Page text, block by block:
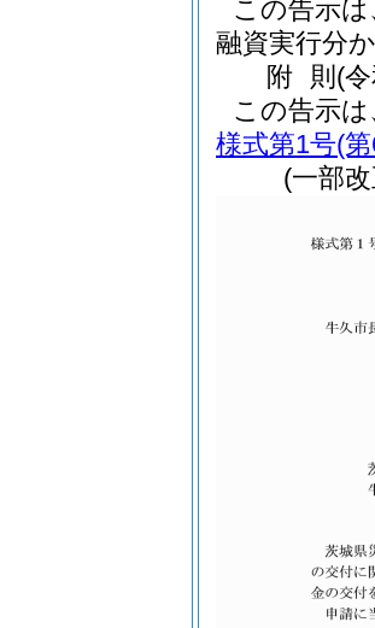
この告示
融資実行分
附 則 (
この告示
様式第1号(
(一部